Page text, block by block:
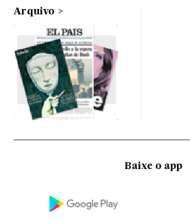
Arquivo
Baixe o app